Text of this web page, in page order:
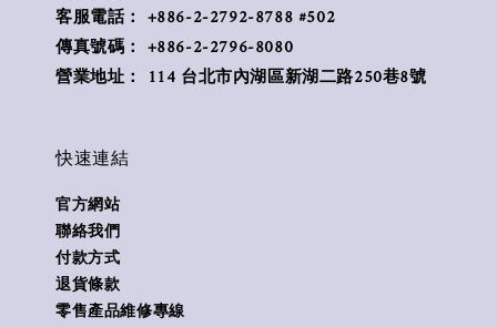
客服電話： +886-2-2792-8788 #502
傳真號碼： +886-2-2796-8080
營業地址： 114 台北市內湖區新湖二路250巷8號
快速連結
官方網站
聯絡我們
付款方式
退貨條款
零售產品維修專線